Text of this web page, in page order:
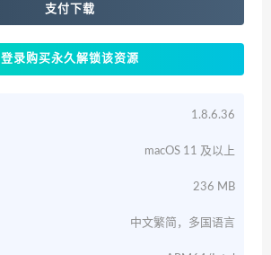
支付下载
登录购买永久解锁该资源
1.8.6.36
macOS 11 及以上
236 MB
中文繁简，多国语言